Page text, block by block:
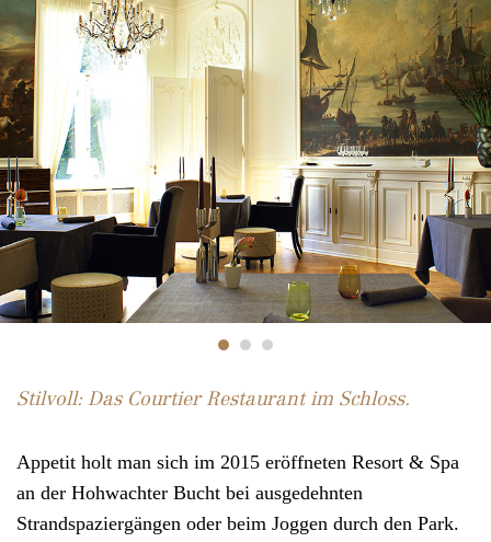
Stilvoll: Das Courtier Restaurant im Schloss.
Appetit holt man sich im 2015 eröffneten Resort & Spa
an der Hohwachter Bucht bei ausgedehnten
Strandspaziergängen oder beim Joggen durch den Park.